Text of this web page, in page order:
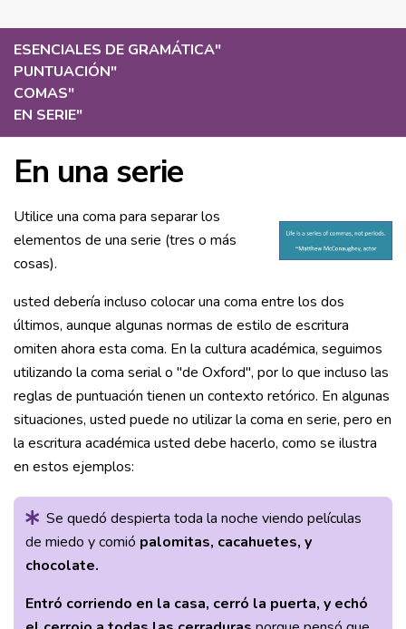
ESENCIALES DE GRAMÁTICA"
PUNTUACIÓN"
COMAS"
EN SERIE"
En una serie
Utilice una coma para separar los
elementos de una serie (tres o más
cosas).
usted debería incluso colocar una coma entre los dos
últimos, aunque algunas normas de estilo de escritura
omiten ahora esta coma. En la cultura académica, seguimos
utilizando la coma serial o "de Oxford", por lo que incluso las
reglas de puntuación tienen un contexto retórico. En algunas
situaciones, usted puede no utilizar la coma en serie, pero en
la escritura académica usted debe hacerlo, como se ilustra
en estos ejemplos:
Se quedó despierta toda la noche viendo películas
de miedo y comió palomitas, cacahuetes, y
chocolate.
Entró corriendo en la casa, cerró la puerta, y echó